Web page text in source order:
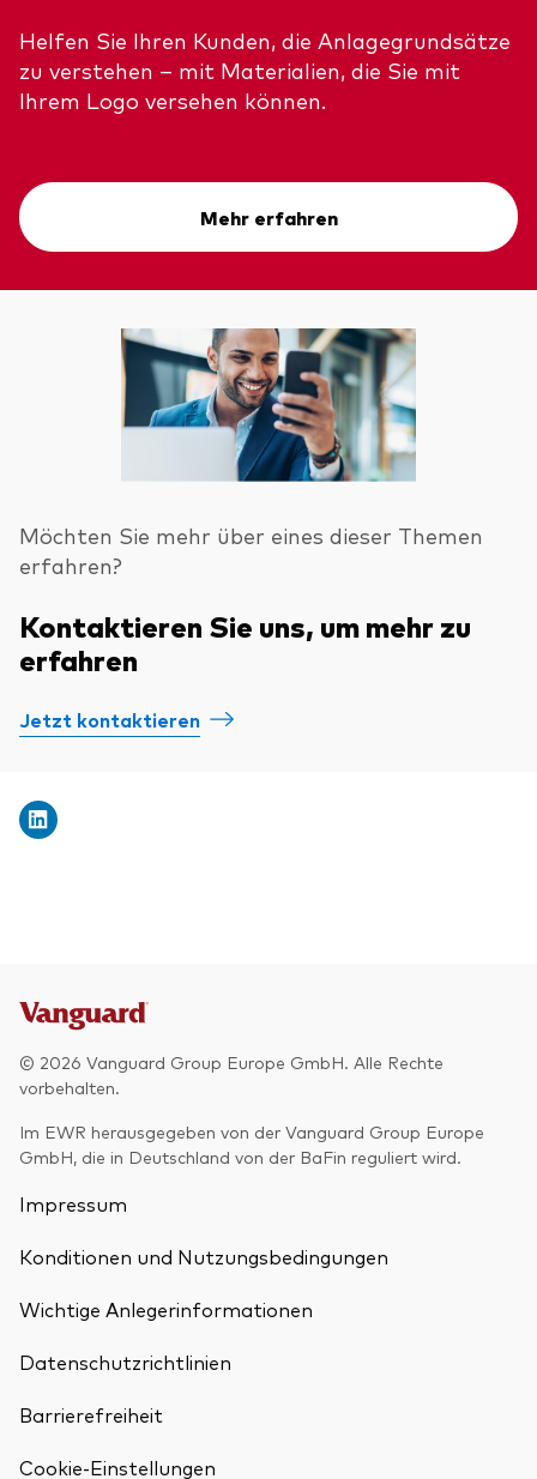
Helfen Sie Ihren Kunden, die Anlagegrundsätze
zu verstehen – mit Materialien, die Sie mit
Ihrem Logo versehen können.
Mehr erfahren
Möchten Sie mehr über eines dieser Themen
erfahren?
Kontaktieren Sie uns, um mehr zu
erfahren
Jetzt kontaktieren
© 2026 Vanguard Group Europe GmbH. Alle Rechte
vorbehalten.
Im EWR herausgegeben von der Vanguard Group Europe
GmbH, die in Deutschland von der BaFin reguliert wird.
Impressum
Konditionen und Nutzungsbedingungen
Wichtige Anlegerinformationen
Datenschutzrichtlinien
Barrierefreiheit
Cookie-Einstellungen